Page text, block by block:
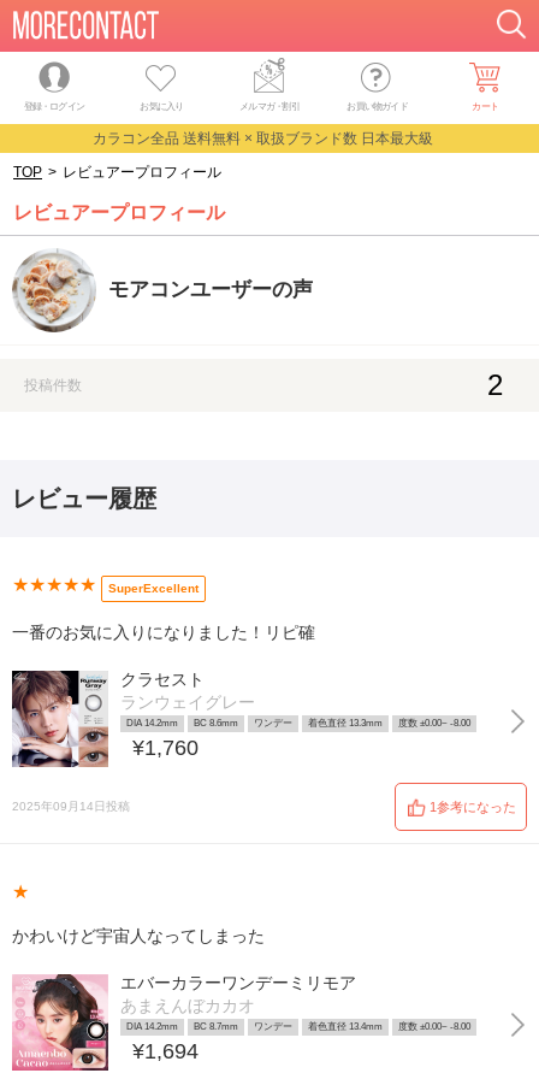
登録・ログイン お気に入り メルマガ・割引 お買い物ガイド カート
カラコン全品 送料無料 × 取扱ブランド数 日本最大級
TOP > レビュアープロフィール
レビュアープロフィール
モアコンユーザーの声
投稿件数 2
レビュー履歴
★★★★★ SuperExcellent
一番のお気に入りになりました！リピ確
クラセスト
ランウェイグレー
DIA 14.2mm BC 8.6mm ワンデー 着色直径 13.3mm 度数 ±0.00~ -8.00
¥1,760
2025年09月14日投稿 1参考になった
★
かわいけど宇宙人なってしまった
エバーカラーワンデーミリモア
あまえんぼカカオ
DIA 14.2mm BC 8.7mm ワンデー 着色直径 13.4mm 度数 ±0.00~ -8.00
¥1,694